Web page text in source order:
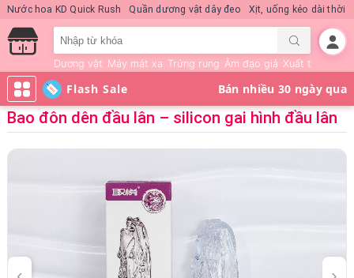
Nước hoa KD Quick Rush Quần dương vật dây đeo Xịt, uống kéo dài thời
Dương vật Máy mát xa Trứng rung Âm đạo giả Xuất tinh sớm
Flash Sale
Bao đôn dên đầu lân – silicon gai hình đầu lân